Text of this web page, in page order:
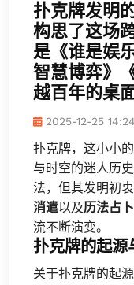
扑克牌发明
构思了这场
是《谁是娱
智慧博弈》
越百年的桌
2025-12-25
扑克牌，这小小
与时空的迷人历
法，但其发明初
消遣以及历法占卜
流不断演变。
扑克牌的起源
关于扑克牌的起